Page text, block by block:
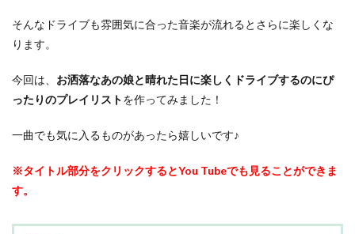
そんなドライブも雰囲気に合った音楽が流れるとさらに楽しくな
ります。
今回は、 お洒落なあの娘と晴れた日に楽しくドライブするのにぴ
ったりのプレイリストを作ってみました！
一曲でも気に入るものがあったら嬉しいです♪
※タイトル部分をクリックするとYou Tubeでも見ることができま
す。